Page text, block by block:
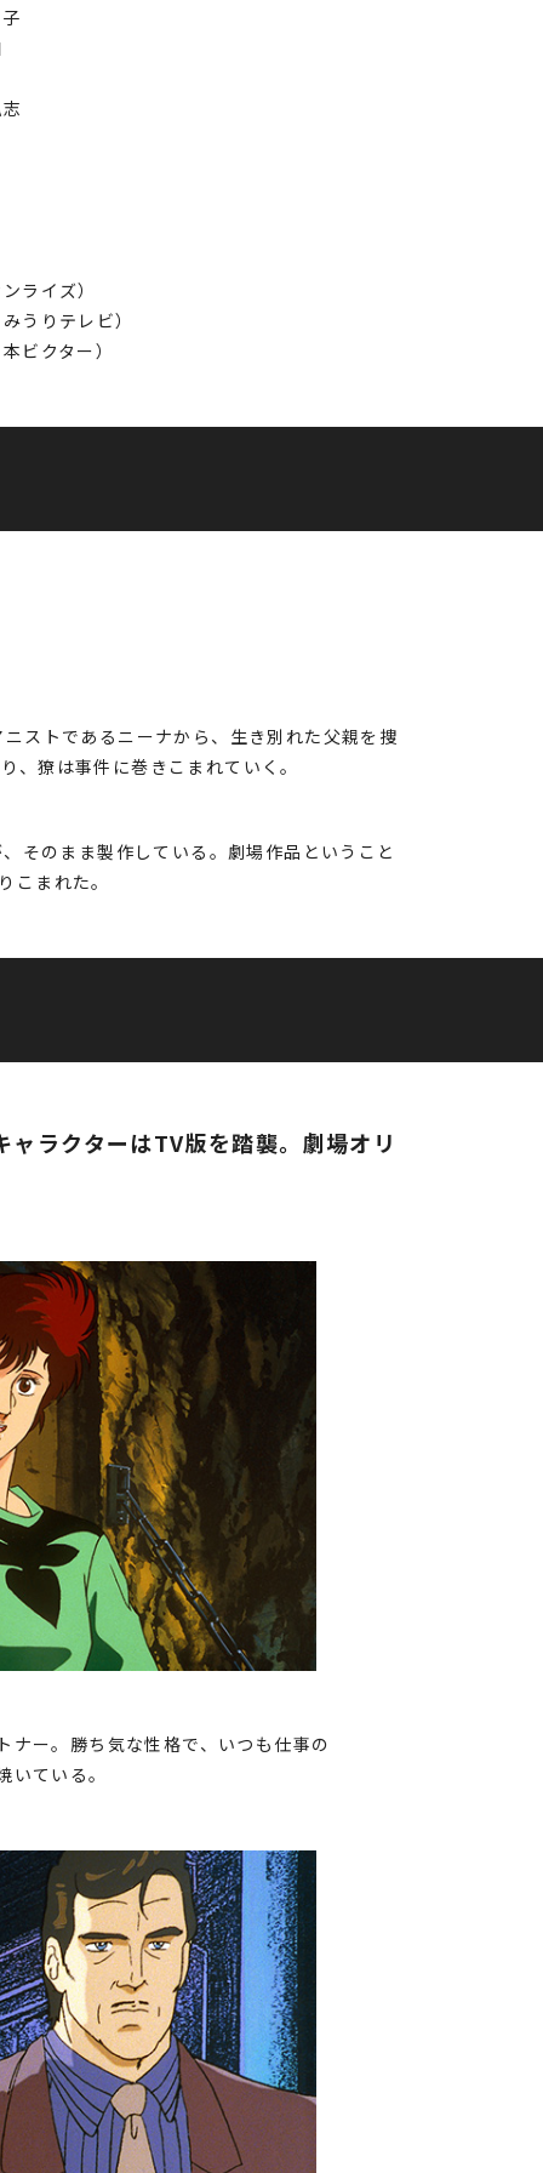
ライズ）
テレビ）
ター）
ストであるニーナから、生き別れた父親を捜
、獠は事件に巻きこまれていく。
そのまま製作している。劇場作品ということ
こまれた。
ラクターはTV版を踏襲。劇場オリ
ナー。勝ち気な性格で、いつも仕事の
ている。